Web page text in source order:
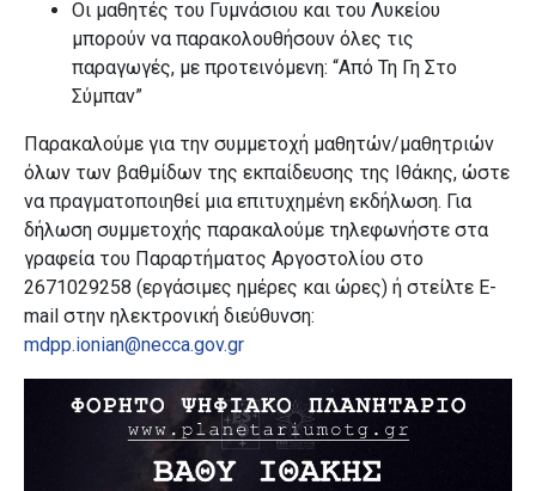
Οι μαθητές του Γυμνάσιου και του Λυκείου
μπορούν να παρακολουθήσουν όλες τις
παραγωγές, με προτεινόμενη: “Από Τη Γη Στο
Σύμπαν”
Παρακαλούμε για την συμμετοχή μαθητών/μαθητριών
όλων των βαθμίδων της εκπαίδευσης της Ιθάκης, ώστε
να πραγματοποιηθεί μια επιτυχημένη εκδήλωση. Για
δήλωση συμμετοχής παρακαλούμε τηλεφωνήστε στα
γραφεία του Παραρτήματος Αργοστολίου στο
2671029258 (εργάσιμες ημέρες και ώρες) ή στείλτε Ε-
mail στην ηλεκτρονική διεύθυνση:
mdpp.ionian@necca.gov.gr